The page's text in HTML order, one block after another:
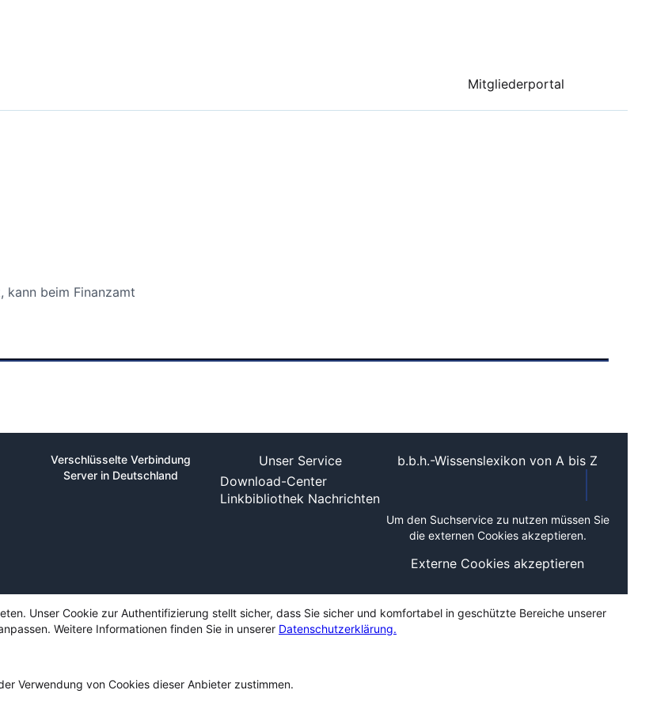
Mitgliederportal
kann beim Finanzamt
Verschlüsselte Verbindung
Server in Deutschland
Unser Service
Download-Center
Linkbibliothek Nachrichten
b.b.h.-Wissenslexikon von A bis Z
Um den Suchservice zu nutzen müssen Sie
die externen Cookies akzeptieren.
Externe Cookies akzeptieren
Unser Cookie zur Authentifizierung stellt sicher, dass Sie sicher und komfortabel in geschützte Bereiche unserer
Weitere Informationen finden Sie in unserer Datenschutzerklärung.
Verwendung von Cookies dieser Anbieter zustimmen.